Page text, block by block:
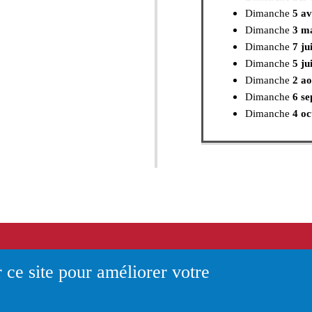
Dimanche 5
Dimanche 3
Dimanche 7
Dimanche 5
Dimanche2
Dimanche6
Dimanche4
Dimanche6
Application BibAndCo®
ce site pour améliorer votre